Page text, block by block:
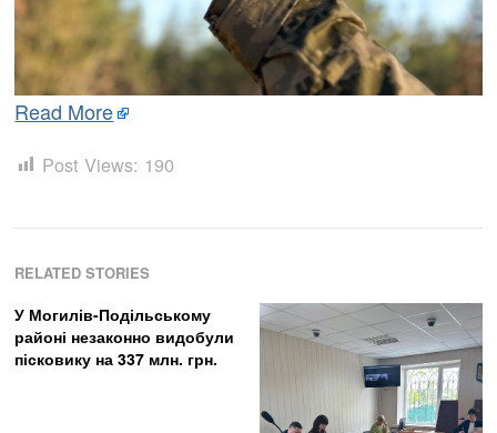
Read More
Post Views: 190
RELATED STORIES
У Могилів-Подільському
районі незаконно видобули
пісковику на 337 млн. грн.